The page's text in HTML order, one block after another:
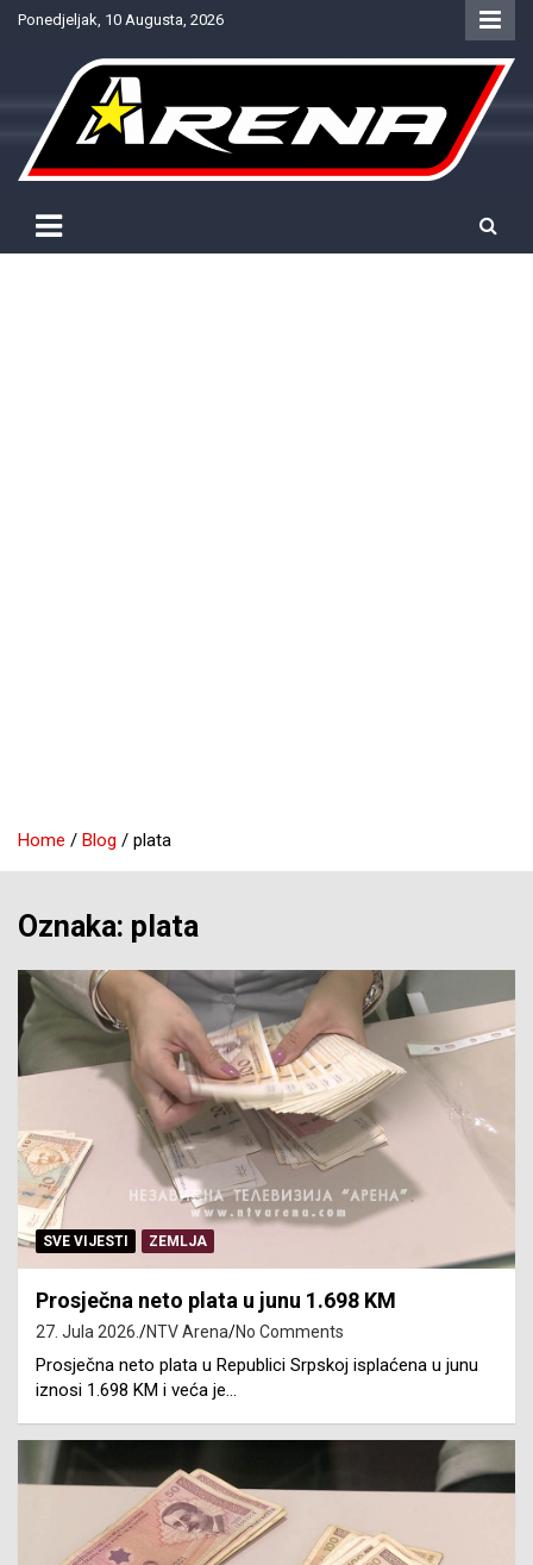
SkipPonedjeljak, 10 Augusta, 2026
NTV Arena
Home Blog plata
Oznaka: plata
SVE VIJESTI ZEMLJA
Prosječna neto plata u junu 1.698 KM
27. Jula 2026. NTV Arena No Comments
Prosječna neto plata u Republici Srpskoj isplaćena u junu
iznosi 1.698 KM i veća je…